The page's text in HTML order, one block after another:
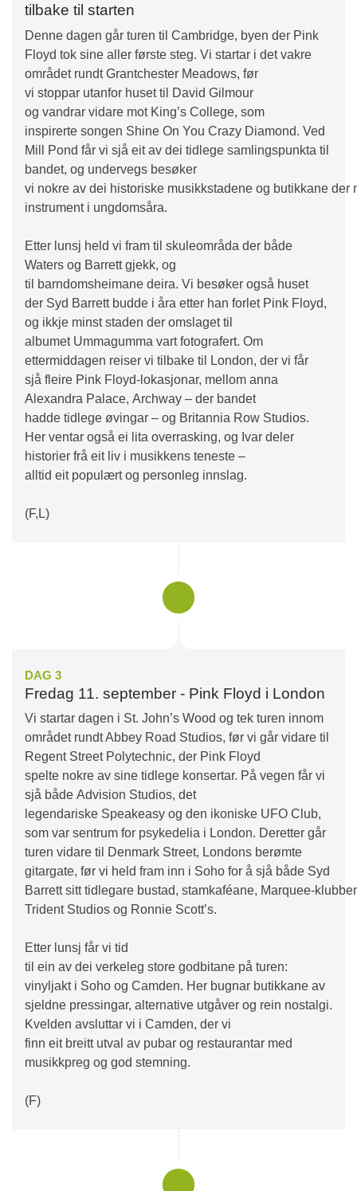
tilbake til starten
Denne dagen går turen til Cambridge, byen der Pink
Floyd tok sine aller første steg. Vi startar i det vakre
området rundt Grantchester Meadows, før
vi stoppar utanfor huset til David Gilmour
og vandrar vidare mot King’s College, som
inspirerte songen Shine On You Crazy Diamond. Ved
Mill Pond får vi sjå eit av dei tidlege samlingspunkta til
bandet, og undervegs besøker
vi nokre av dei historiske musikkstadene og butikkane der
instrument i ungdomsåra.
Etter lunsj held vi fram til skuleområda der både
Waters og Barrett gjekk, og
til barndomsheimane deira. Vi besøker også huset
der Syd Barrett budde i åra etter han forlet Pink Floyd,
og ikkje minst staden der omslaget til
albumet Ummagumma vart fotografert. Om
ettermiddagen reiser vi tilbake til London, der vi får
sjå fleire Pink Floyd‑lokasjonar, mellom anna
Alexandra Palace, Archway – der bandet
hadde tidlege øvingar – og Britannia Row Studios.
Her ventar også ei lita overrasking, og Ivar deler
historier frå eit liv i musikkens teneste –
alltid eit populært og personleg innslag.
(F,L)
DAG 3
Fredag 11. september - Pink Floyd i London
Vi startar dagen i St. John’s Wood og tek turen innom
området rundt Abbey Road Studios, før vi går vidare til
Regent Street Polytechnic, der Pink Floyd
spelte nokre av sine tidlege konsertar. På vegen får vi
sjå både Advision Studios, det
legendariske Speakeasy og den ikoniske UFO Club,
som var sentrum for psykedelia i London. Deretter går
turen vidare til Denmark Street, Londons berømte
gitargate, før vi held fram inn i Soho for å sjå både Syd
Barrett sitt tidlegare bustad, stamkaféane,
Trident Studios og Ronnie Scott’s.
Etter lunsj får vi tid
til ein av dei verkeleg store godbitane på turen:
vinyljakt i Soho og Camden. Her bugnar butikkane av
sjeldne pressingar, alternative utgåver og rein nostalgi.
Kvelden avsluttar vi i Camden, der vi
finn eit breitt utval av pubar og restaurantar med
musikkpreg og god stemning.
(F)